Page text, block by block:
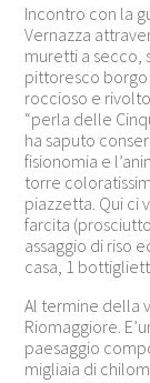
Incontro con la
Vernazza
muretti a secco,
pittoresco
roccioso e
“perla delle
ha saputo
fisionomia e
torre
piazzetta. Qui ci
farcita
assaggio di riso
casa, 1
Al termine della
Riomaggiore.
paesaggio
migliaia di